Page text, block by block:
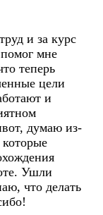
и за курс
мне
теперь
цели
и
думаю из-
Ушли
что делать